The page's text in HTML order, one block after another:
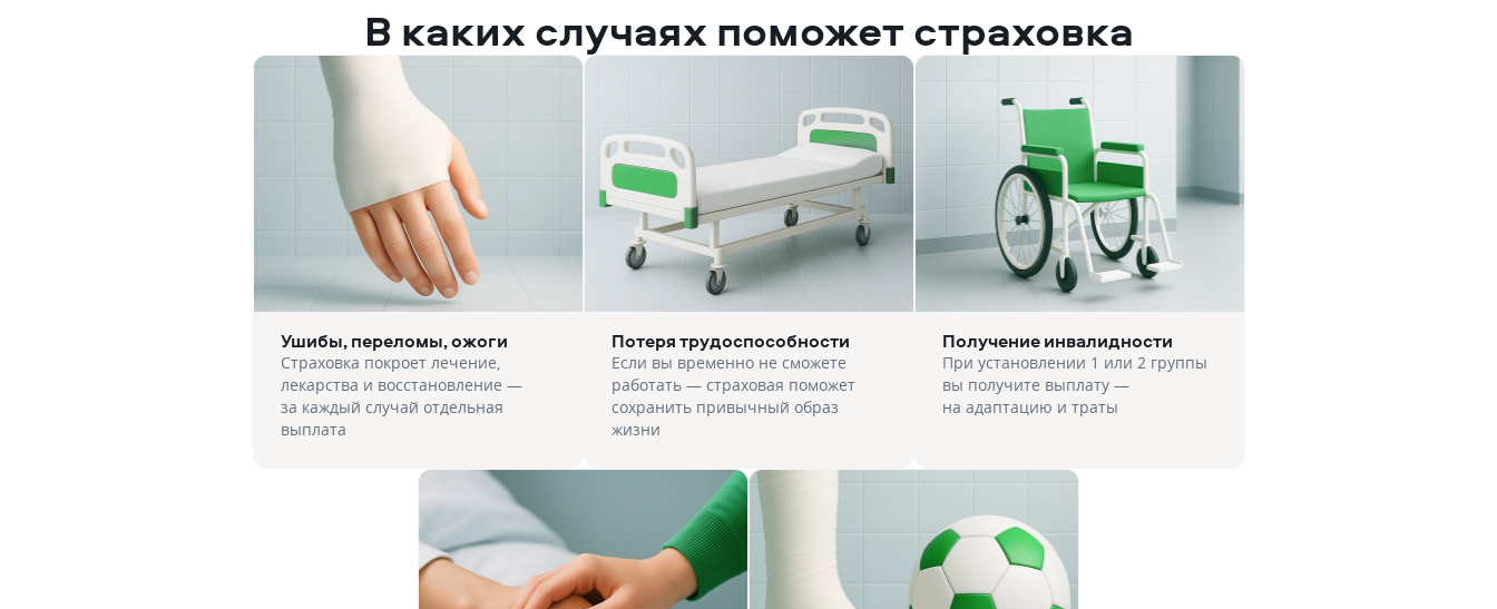
В каких случаях поможет страховка
Ушибы, переломы, ожоги
Страховка покроет лечение,
лекарства и восстановление —
за каждый случай отдельная
выплата
Потеря трудоспособности
Если вы временно не сможете
работать — страховая поможет
сохранить привычный образ
жизни
Получение инвалидности
При установлении 1 или 2 группы
вы получите выплату —
на адаптацию и траты